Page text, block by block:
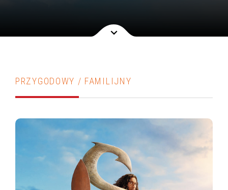
PRZYGODOWY / FAMILIJNY